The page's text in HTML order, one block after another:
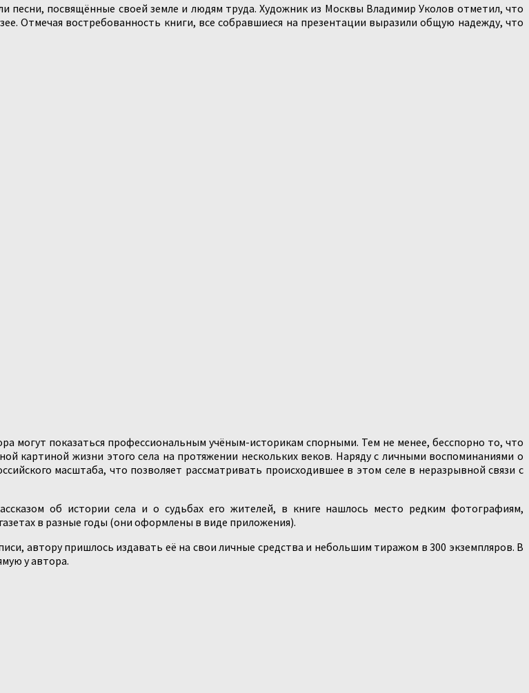
песни, посвящённые своей земле и людям труда. Художник из Москвы Владимир Уколов отметил, что
Отмечая востребованность книги, все собравшиеся на презентации выразили общую надежду, что
могут показаться профессиональным учёным-историкам спорными. Тем не менее, бесспорно то, что
картиной жизни этого села на протяжении нескольких веков. Наряду с личными воспоминаниями о
масштаба, что позволяет рассматривать происходившее в этом селе в неразрывной связи с
об истории села и о судьбах его жителей, в книге нашлось место редким фотографиям,
в разные годы (они оформлены в виде приложения).
автору пришлось издавать её на свои личные средства и небольшим тиражом в 300 экземпляров. В
у автора.